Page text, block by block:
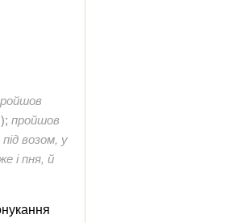
пройшов
під возом, у
і пня, й